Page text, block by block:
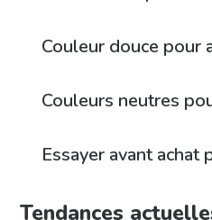
Couleur douce pour
Couleurs neutres
Essayer avant
Tendances